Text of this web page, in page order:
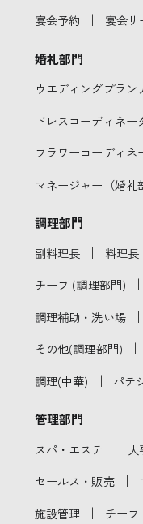
宴会予約 ｜ 宴会サ
婚礼部門
ウエディングプラン
ドレスコーディネー
フラワーコーディネ
マネージャー（婚礼
調理部門
副料理長 ｜ 料理長
チーフ (調理部門) ｜
調理補助・洗い場 ｜
その他(調理部門) ｜
調理(中華) ｜ パテ
管理部門
スパ・エステ ｜
セールス・販売 ｜
施設管理 ｜ チー